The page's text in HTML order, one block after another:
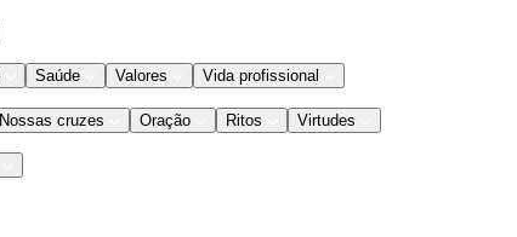
Saúde Valores Vida profissional
Nossas cruzes Oração Ritos Virtudes